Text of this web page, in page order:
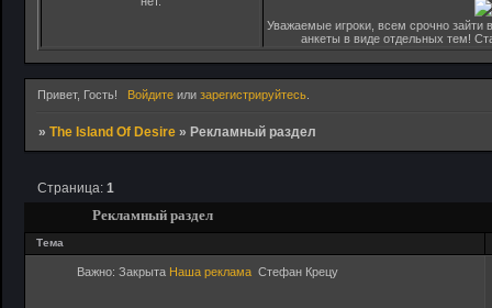
Уважаемые игроки, всем срочно зайти
анкеты в виде отдельных тем!
Привет, Гость! Войдитеили зарегистрируйтесь.
»The Island Of Desire » Рекламный раздел
Рекламный раздел
Страница:1
Тема
Важно: Закрыта Наша реклама Стефан Крецу